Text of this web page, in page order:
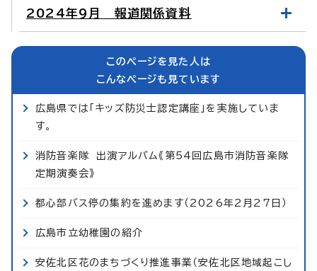
2024年9月 報道関係資料
このページを見た人は
こんなページも見ています
広島県では「キッズ防災士認定講座」を実施していま
す。
消防音楽隊 出演アルバム《第54回広島市消防音楽隊
定期演奏会》
都心部バス停の集約を進めます（2026年2月27日）
広島市立幼稚園の紹介
安佐北区花のまちづくり推進事業（安佐北区地域起こし